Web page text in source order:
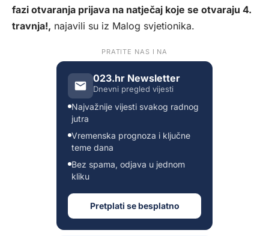
fazi otvaranja prijava na natječaj koje se otvaraju 4.
travnja!, najavili su iz Malog svjetionika.
PRATITE NAS I NA
023.hr Newsletter
Dnevni pregled vijesti
Najvažnije vijesti svakog radnog
jutra
Vremenska prognoza i ključne
teme dana
Bez spama, odjava u jednom
kliku
Pretplati se besplatno